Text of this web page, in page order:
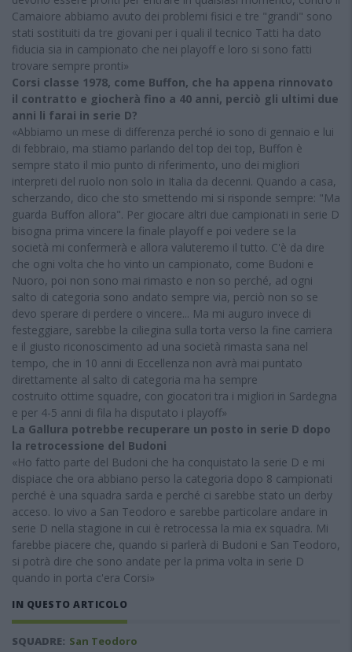
Camaiore abbiamo avuto dei problemi fisici e tre "grandi" sono
stati sostituiti da tre giovani per i quali il tecnico Tatti ha dato
fiducia sia in campionato che nei playoff e loro si sono fatti
trovare sempre pronti»
Corsi classe 1978, come Buffon, che ha appena rinnovato
il contratto e giocherà fino a 40 anni, perciò gli ultimi due
anni li farai in serie D?
«Abbiamo un mese di differenza perché io sono di gennaio e lui
di febbraio, ma stiamo parlando del top dei top, Buffon è
sempre stato il mio punto di riferimento, uno dei migliori
interpreti del ruolo non solo in Italia da decenni. Quando a casa,
scherzando, dico che sto smettendo mi si risponde sempre: "Ma
guarda Buffon allora". Per giocare altri due campionati in serie D
bisogna prima vincere la finale playoff e poi vedere se la
società mi confermerà e allora valuteremo il tutto. C'è da dire
che ogni volta che ho vinto un campionato, come Budoni e
Nuoro, poi non sono mai rimasto e non so perché, ad ogni
salto di categoria sono andato sempre via, perciò non so se
devo sperare di perdere o vincere... Ma mi auguro invece di
festeggiare, sarebbe la ciliegina sulla torta verso la fine carriera
e il giusto riconoscimento ad una società rimasta sana nel
tempo, che in 10 anni di Eccellenza non avrà mai puntato
direttamente al salto di categoria ma ha sempre
costruito ottime squadre, con giocatori tra i migliori in Sardegna
e per 4-5 anni di fila ha disputato i playoff»
La Gallura potrebbe recuperare un posto in serie D dopo
la retrocessione del Budoni
«Ho fatto parte del Budoni che ha conquistato la serie D e mi
dispiace che ora abbiano perso la categoria dopo 8 campionati
perché è una squadra sarda e perché ci sarebbe stato un derby
acceso. Io vivo a San Teodoro e sarebbe particolare andare in
serie D nella stagione in cui è retrocessa la mia ex squadra. Mi
farebbe piacere che, quando si parlerà di Budoni e San Teodoro,
si potrà dire che sono andate per la prima volta in serie D
quando in porta c'era Corsi»
IN QUESTO ARTICOLO
SQUADRE: San Teodoro